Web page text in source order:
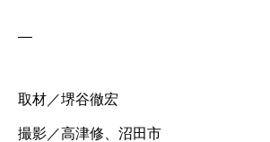
—
取材／堺谷徹宏
撮影／高津修、沼田市